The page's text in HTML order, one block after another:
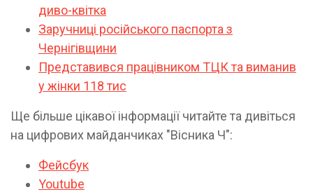
диво-квітка
Заручниці російського паспорта з
Чернігівщини
Представився працівником ТЦК та виманив
у жінки 118 тис
Ще більше цікавої інформації читайте та дивіться
на цифрових майданчиках "Вісника Ч":
Фейсбук
Youtube